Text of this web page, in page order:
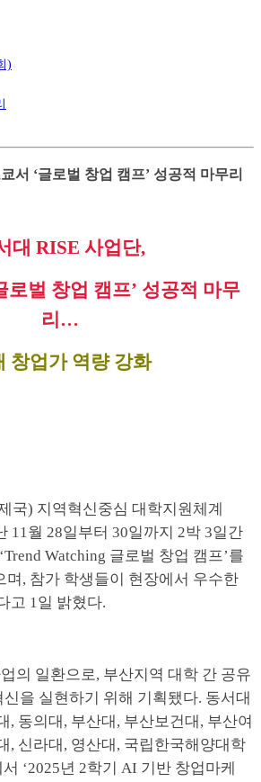
)
서 ‘글로벌 창업 캠프’ 성공적 마무리
대 RISE 사업단,
로벌 창업 캠프’ 성공적 마무
리 …
창업가 역량 강화
국) 지역혁신중심 대학지원체계
11월 28일부터 30일까지 2박 3일간
Watching 글로벌 창업 캠프’를
며, 참가 학생들이 현장에서 우수한
고 1일 밝혔다.
의 일환으로, 부산지역 대학 간 공유
신을 실현하기 위해 기획됐다. 동서대
, 동의대, 부산대, 부산보건대, 부산여
, 신라대, 영산대, 국립한국해양대학
‘2025년 2학기 AI 기반 창업마케